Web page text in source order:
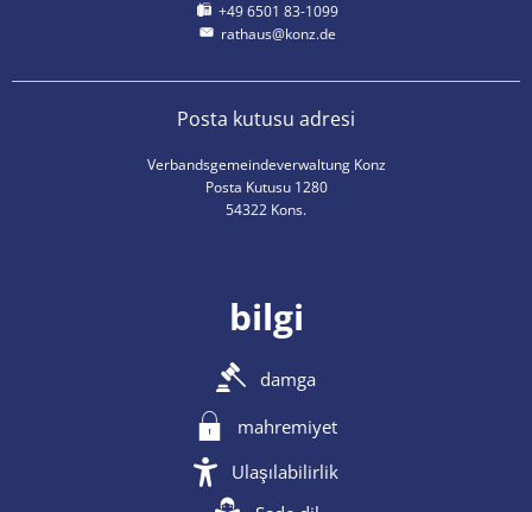
+49 6501 83-1099
rathaus@konz.de
Posta kutusu adresi
Verbandsgemeindeverwaltung Konz
Posta Kutusu 1280
54322 Kons.
bilgi
damga
mahremiyet
Ulaşılabilirlik